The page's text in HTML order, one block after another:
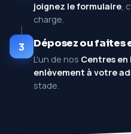
joignez le formulaire,
charge.
3 Déposez ou
L'un de nos Centres en
enlèvement à votre
stade.